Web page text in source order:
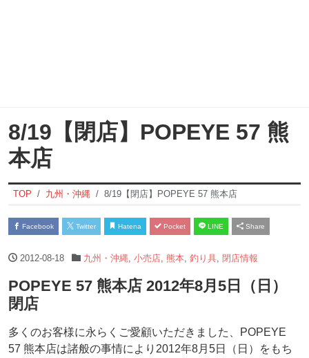
8/19【閉店】POPEYE 57 熊
本店
TOP 九州・沖縄 8/19【閉店】POPEYE 57 熊本店
Facebook Twitter Hatena Pocket LINE Share
2012-08-18 九州・沖縄 小売店, 熊本 釣り具, 閉店情報
POPEYE 57 熊本店 2012年8月5日（日）
閉店
多くのお客様に永らくご愛顧いただきました、POPEYE
57 熊本店は諸般の事情により2012年8月5日（日）をもち